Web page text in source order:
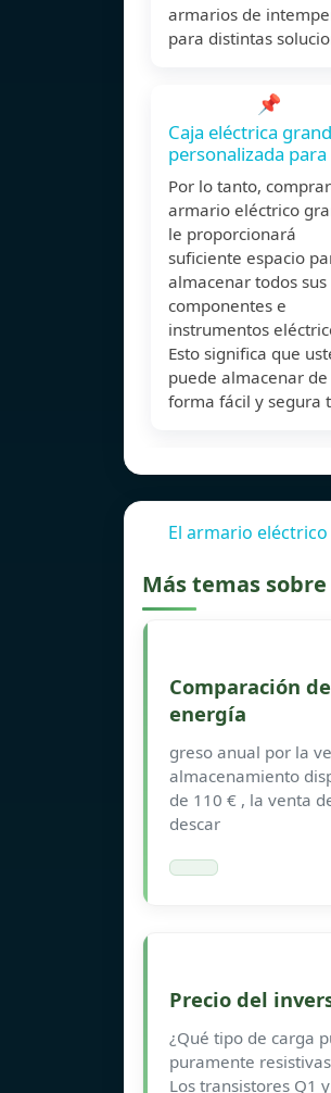
armarios de
para distintas
📌
Caja eléctrica
personalizada para
Por lo tanto,
armario eléctrico
le proporcionará
suficiente espacio
almacenar todos sus
componentes e
instrumentos
Esto significa que
puede almacenar de
forma fácil y segura
El armario
Más temas
Comparación
energía
greso anual por la
almacenamiento
de 110 € , la venta
descar
Precio del
¿Qué tipo de carga
puramente
Los transistores Q1